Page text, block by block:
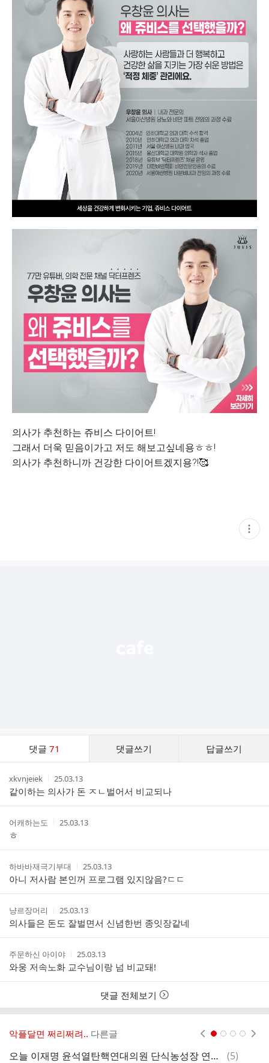
의사가 추천하는 쥬비스 다이어트!
그래서 더욱 믿음이가고 저도 해보고싶네용ㅎㅎ!
의사가 추천하니까 건강한 다이어트겠지용?!🥰
현
재
댓글71 댓글쓰기 답글쓰기
스
작
성
자
xkvnjeiek
작
성
시
간
25.03.13
같이하는 의사가 돈 ㅈㄴ벌어서 비교되나
작
성
자
어캐하는도
작
간
25.03.13
ㅎ
작
성
자
하바바재극기부대
작
성
시
간
25.03.13
아니 저사람 본인꺼 프로그램 있지않음?ㄷㄷ
작
성
자
냥르장머리
작
성
시
간
25.03.13
의사들은 돈도 잘벌면서 신념한번 종잇장같네
작
성
자
주문하신 아이야
작
성
시
간
25.03.13
와웅 저속노화 교수님이랑 넘 비교돼!
댓글 전체보기
악플달면 쩌리쩌려.. 다른글
오늘 이재명 윤석열탄핵연대의원 단식농성장 연대방문.twt
댓
(5)